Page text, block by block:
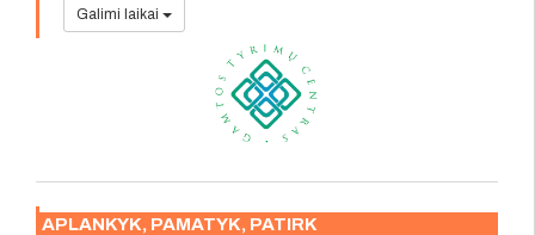
Galimi laikai
APLANKYK, PAMATYK, PATIRK